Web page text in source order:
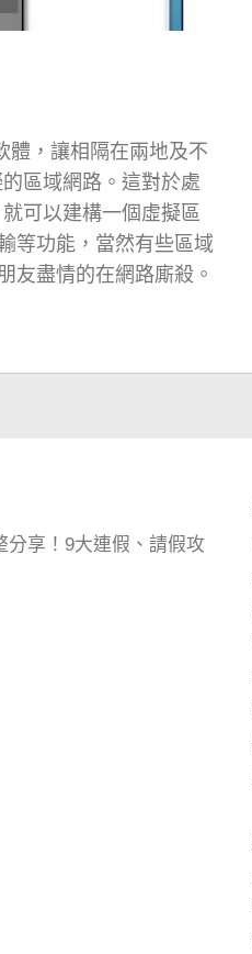
體，讓相隔在兩地及不
區域網路。這對於處
可以建構一個虛擬區
等功能，當然有些區域
友盡情的在網路廝殺。
分享！9大連假、請假攻